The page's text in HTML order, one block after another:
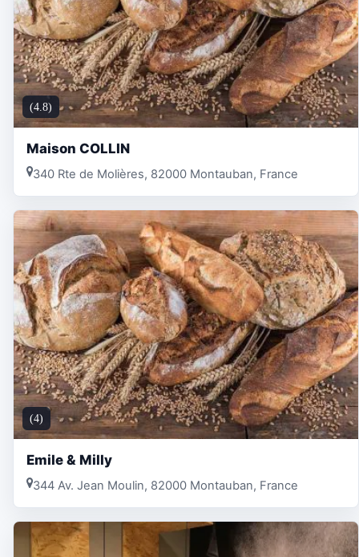
(4.8)
Maison COLLIN
340 Rte de Molières, 82000 Montauban, France
(4)
Emile & Milly
344 Av. Jean Moulin, 82000 Montauban, France